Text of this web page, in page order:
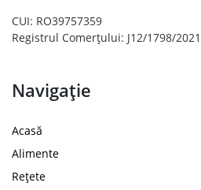
CUI: RO39757359
Registrul Comerțului: J12/1798/2021
Navigație
Acasă
Alimente
Rețete